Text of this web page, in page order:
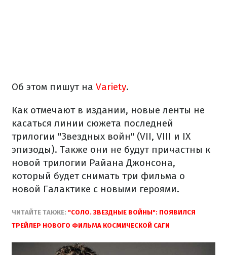
Об этом пишут на Variety.
Как отмечают в издании, новые ленты не
касаться линии сюжета последней
трилогии "Звездных войн" (VII, VIII и IX
эпизоды). Также они не будут причастны к
новой трилогии Райана Джонсона,
который будет снимать три фильма о
новой Галактике с новыми героями.
ЧИТАЙТЕ ТАКЖЕ: "СОЛО. ЗВЕЗДНЫЕ ВОЙНЫ": ПОЯВИЛСЯ
ТРЕЙЛЕР НОВОГО ФИЛЬМА КОСМИЧЕСКОЙ САГИ